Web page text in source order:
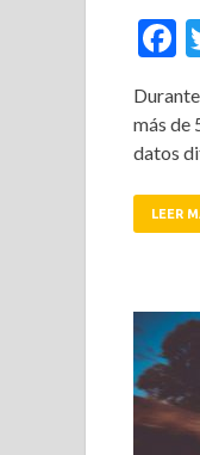
más de
datos
LEER